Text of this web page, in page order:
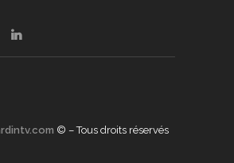
© – Tous droits réservés